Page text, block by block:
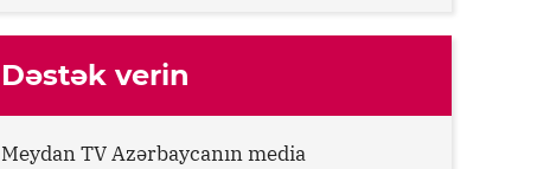
Dəstək verin
Meydan TV Azərbaycanın media